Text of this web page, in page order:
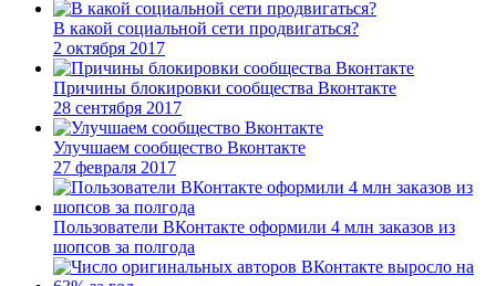
В какой социальной сети продвигаться?
2 октября 2017
Причины блокировки сообщества Вконтакте
28 сентября 2017
Улучшаем сообщество Вконтакте
27 февраля 2017
Пользователи ВКонтакте оформили 4 млн заказов из
шопсов за полгода